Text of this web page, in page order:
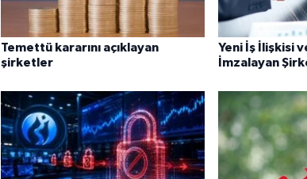
Temettü kararını açıklayan
şirketler
Yeni İş İlişkisi
İmzalayan